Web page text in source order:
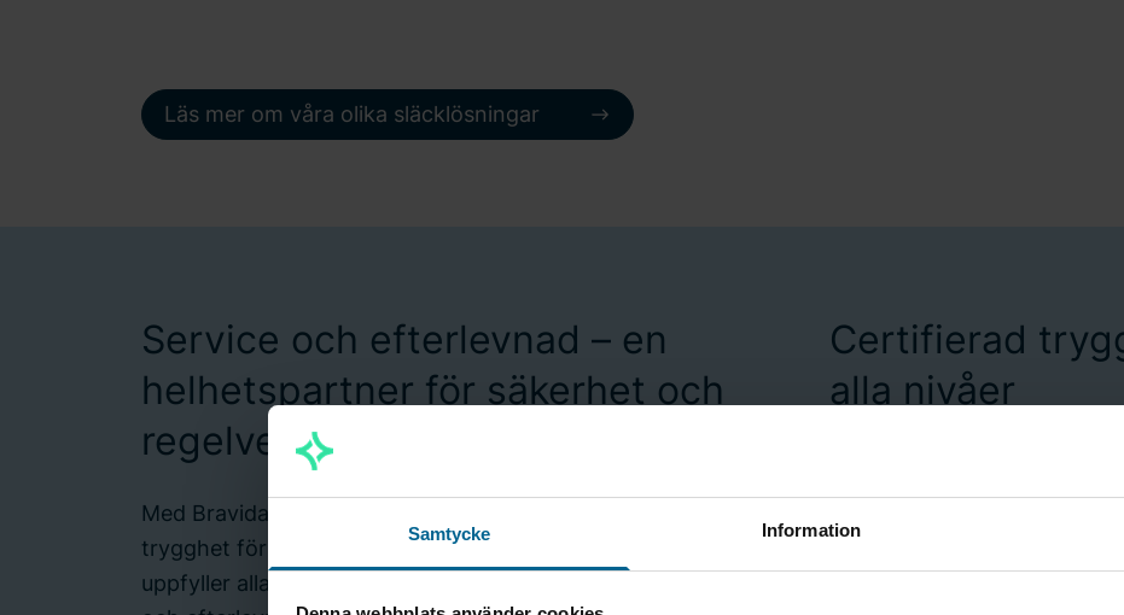
Samtycke Information
Läs mer om våra olika släcklösningar
Service och efterlevnad – en
helhetspartner för säkerhet och
regelverk
Med Bravida som din servicepartner får du en långsiktig
trygghet för att ditt sprinklersystem fungerar som det ska och
uppfyller alla krav. Vi erbjuder ett komplett paket för service
Certifierad
alla nivåer
Bravida är en certifierad
och vattendimma. Våra
certifierade behöriga
vattensprinkler,
garanterar att varje projekt